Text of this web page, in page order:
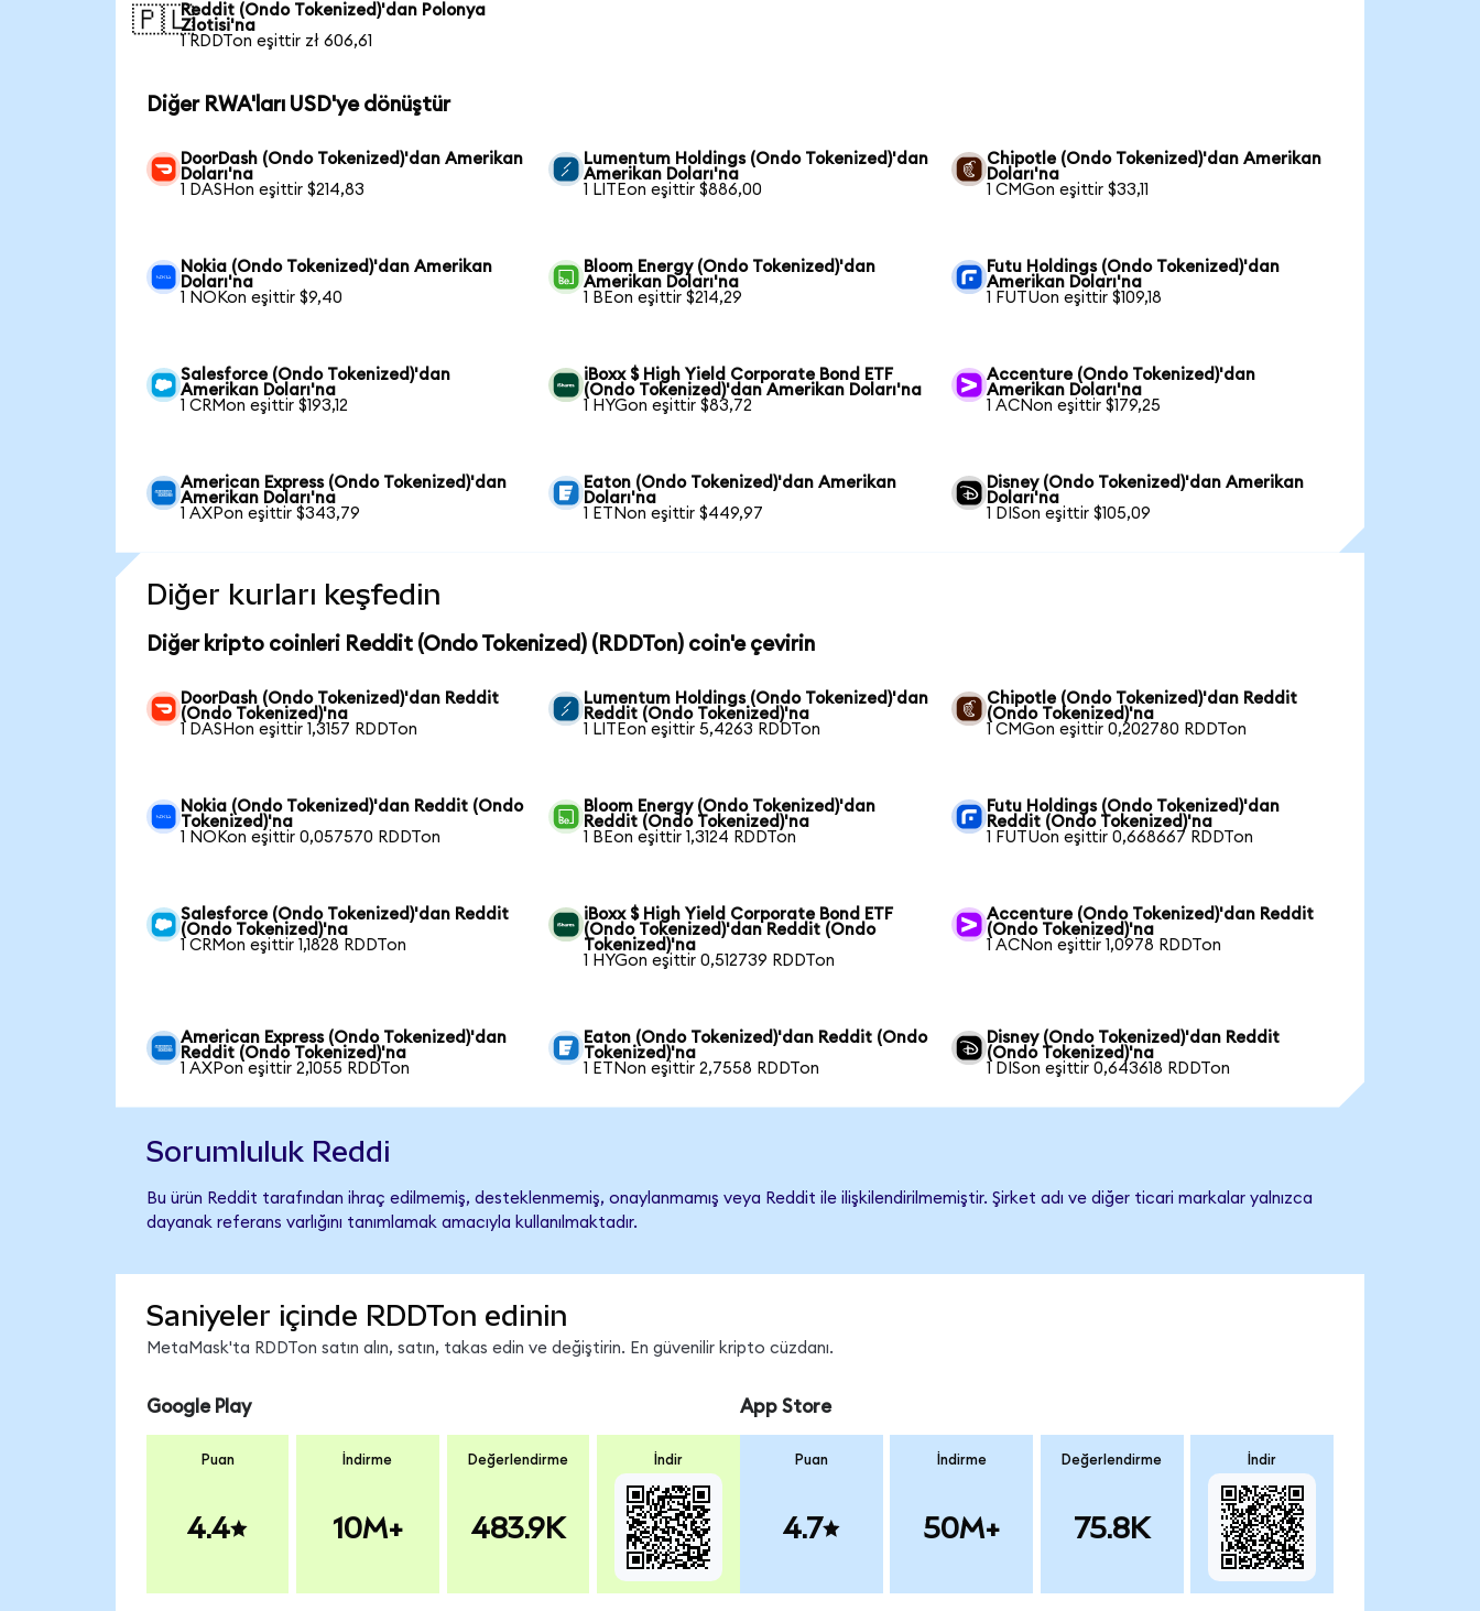
🇵🇱Reddit (Ondo Tokenized)'dan Polonya
Zlotisi'na
1 RDDTon eşittir zł 606,61
Diğer RWA'ları USD'ye dönüştür
DoorDash (Ondo Tokenized)'dan Amerikan
Doları'na
1 DASHon eşittir $214,83
Lumentum Holdings (Ondo Tokenized)'dan
Amerikan Doları'na
1 LITEon eşittir $886,00
Chipotle (Ondo Tokenized)'dan Amerikan
Doları'na
1 CMGon eşittir $33,11
Nokia (Ondo Tokenized)'dan Amerikan
Doları'na
1 NOKon eşittir $9,40
Bloom Energy (Ondo Tokenized)'dan
Amerikan Doları'na
1 BEon eşittir $214,29
Futu Holdings (Ondo Tokenized)'dan
Amerikan Doları'na
1 FUTUon eşittir $109,18
Salesforce (Ondo Tokenized)'dan
Amerikan Doları'na
1 CRMon eşittir $193,12
iBoxx $ High Yield Corporate Bond ETF
(Ondo Tokenized)'dan Amerikan Doları'na
1 HYGon eşittir $83,72
Accenture (Ondo Tokenized)'dan
Amerikan Doları'na
1 ACNon eşittir $179,25
American Express (Ondo Tokenized)'dan
Amerikan Doları'na
1 AXPon eşittir $343,79
Eaton (Ondo Tokenized)'dan Amerikan
Doları'na
1 ETNon eşittir $449,97
Disney (Ondo Tokenized)'dan Amerikan
Doları'na
1 DISon eşittir $105,09
Diğer kurları keşfedin
Diğer kripto coinleri Reddit (Ondo Tokenized) (RDDTon) coin'e çevirin
DoorDash (Ondo Tokenized)'dan Reddit
(Ondo Tokenized)'na
1 DASHon eşittir 1,3157 RDDTon
Lumentum Holdings (Ondo Tokenized)'dan
Reddit (Ondo Tokenized)'na
1 LITEon eşittir 5,4263 RDDTon
Chipotle (Ondo Tokenized)'dan Reddit
(Ondo Tokenized)'na
1 CMGon eşittir 0,202780 RDDTon
Nokia (Ondo Tokenized)'dan Reddit (Ondo
Tokenized)'na
1 NOKon eşittir 0,057570 RDDTon
Bloom Energy (Ondo Tokenized)'dan
Reddit (Ondo Tokenized)'na
1 BEon eşittir 1,3124 RDDTon
Futu Holdings (Ondo Tokenized)'dan
Reddit (Ondo Tokenized)'na
1 FUTUon eşittir 0,668667 RDDTon
Salesforce (Ondo Tokenized)'dan Reddit
(Ondo Tokenized)'na
1 CRMon eşittir 1,1828 RDDTon
iBoxx $ High Yield Corporate Bond ETF
(Ondo Tokenized)'dan Reddit (Ondo
Tokenized)'na
1 HYGon eşittir 0,512739 RDDTon
Accenture (Ondo Tokenized)'dan Reddit
(Ondo Tokenized)'na
1 ACNon eşittir 1,0978 RDDTon
American Express (Ondo Tokenized)'dan
Reddit (Ondo Tokenized)'na
1 AXPon eşittir 2,1055 RDDTon
Eaton (Ondo Tokenized)'dan Reddit (Ondo
Tokenized)'na
1 ETNon eşittir 2,7558 RDDTon
Disney (Ondo Tokenized)'dan Reddit
(Ondo Tokenized)'na
1 DISon eşittir 0,643618 RDDTon
Sorumluluk Reddi
Bu ürün Reddit tarafından ihraç edilmemiş, desteklenmemiş, onaylanmamış veya Reddit ile ilişkilendirilmemiştir. Şirket adı ve diğer ticari markalar yalnızca
dayanak referans varlığını tanımlamak amacıyla kullanılmaktadır.
Saniyeler içinde RDDTon edinin
MetaMask'ta RDDTon satın alın, satın, takas edin ve değiştirin. En güvenilir kripto cüzdanı.
Google Play
Puan
4.4
İndirme
10M+
Değerlendirme
483.9K
İndir
App Store
Puan
4.7
İndirme
50M+
Değerlendirme
75.8K
İndir